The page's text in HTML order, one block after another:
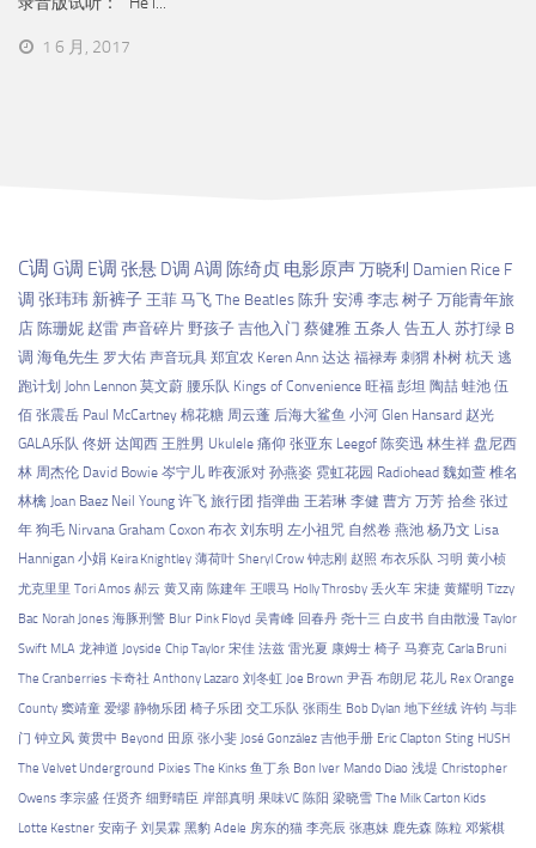
1 6 月, 2017
C调 G调 E调 张悬 D调 A调 陈绮贞 电影原声万晓利 Damien Rice F
调 张玮玮 新裤子 王菲马飞 The Beatles 陈升 安溥 李志 树子 万能青年旅
店 陈珊妮 赵雷 声音碎片 野孩子 吉他入门 蔡健雅 五条人 告五人 苏打绿 B
调 海龟先生 罗大佑 声音玩具 郑宜农 Keren Ann 达达 福禄寿 刺猬 朴树 杭天 逃
跑计划 John Lennon 莫文蔚 腰乐队 Kings of Convenience 旺福 彭坦 陶喆 蛙池 伍
佰 张震岳 Paul McCartney 棉花糖 周云蓬 后海大鲨鱼 小河 Glen Hansard 赵光
GALA乐队 佟妍 达闻西 王胜男 Ukulele 痛仰 张亚东 Leegof 陈奕迅 林生祥 盘尼西
林 周杰伦 David Bowie 岑宁儿 昨夜派对 孙燕姿 霓虹花园 Radiohead 魏如萱 椎名
林檎 Joan Baez Neil Young 许飞 旅行团 指弹曲 王若琳 李健 曹方 万芳 拾叁 张过
年 狗毛 Nirvana Graham Coxon 布衣 刘东明 左小祖咒 自然卷 燕池 杨乃文 Lisa
Hannigan 小娟 Keira Knightley 薄荷叶 Sheryl Crow 钟志刚 赵照 布衣乐队 习明 黄小桢
尤克里里 Tori Amos 郝云 黄又南 陈建年 王喂马 Holly Throsby 丢火车 宋捷 黄耀明 Tizzy
Bac Norah Jones 海豚刑警 Blur Pink Floyd 吴青峰 回春丹 尧十三 白皮书 自由散漫 Taylor
Swift MLA 龙神道 Joyside Chip Taylor 宋佳 法兹 雷光夏 康姆士 椅子 马赛克 Carla Bruni
The Cranberries 卡奇社 Anthony Lazaro 刘冬虹 Joe Brown 尹吾 布朗尼 花儿 Rex Orange
County 窦靖童 爱缪 静物乐团 椅子乐团 交工乐队 张雨生 Bob Dylan 地下丝绒 许钧 与非
门 钟立风 黄贯中 Beyond 田原 张小斐 José González 吉他手册 Eric Clapton Sting HUSH
The Velvet Underground Pixies The Kinks 鱼丁糸 Bon Iver Mando Diao 浅堤 Christopher
Owens 李宗盛 任贤齐 细野晴臣 岸部真明 果味VC 陈阳 梁晓雪 The Milk Carton Kids
Lotte Kestner 安南子 刘昊霖 黑豹 Adele 房东的猫 李亮辰 张惠妹 鹿先森 陈粒 邓紫棋